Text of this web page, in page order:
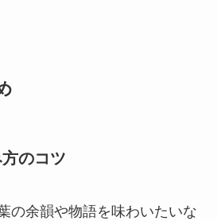
のコツ
の余韻や物語を味わいたいな